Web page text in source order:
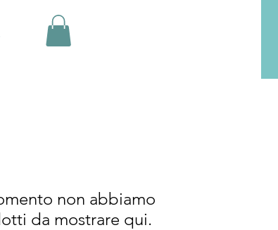
non abbiamo
da mostrare qui.